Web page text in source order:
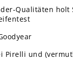
Qualitäten holt
Pirelli und